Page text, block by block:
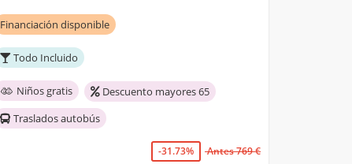
Financiación disponible
Todo Incluido
Niños gratis
Descuento mayores 65
Traslados autobús
-31.73%
Antes 769 €